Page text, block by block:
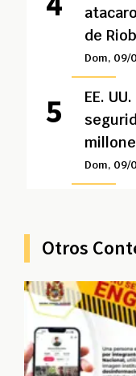
de
Dom, 09/
EE.
Dom, 09/
Otros